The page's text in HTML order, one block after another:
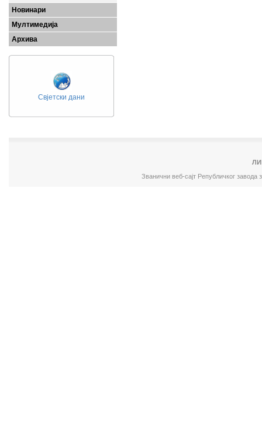
Новинари
Мултимедија
Архива
Свјетски дани
Званични веб-сајт Републичког